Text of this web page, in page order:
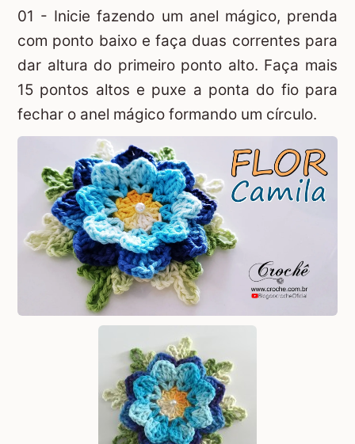
01 - Inicie fazendo um anel mágico, prenda
com ponto baixo e faça duas correntes para
dar altura do primeiro ponto alto. Faça mais
15 pontos altos e puxe a ponta do fio para
fechar o anel mágico formando um círculo.